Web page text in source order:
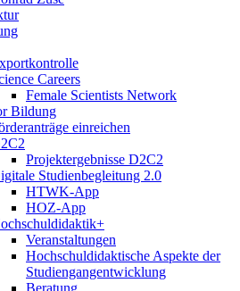
Careers
Female Scientists Network
Bildung
einreichen
Projektergebnisse D2C2
Studienbegleitung 2.0
HTWK-App
HOZ-App
Veranstaltungen
Hochschuldidaktische Aspekte der
Studiengangentwicklung
Beratung